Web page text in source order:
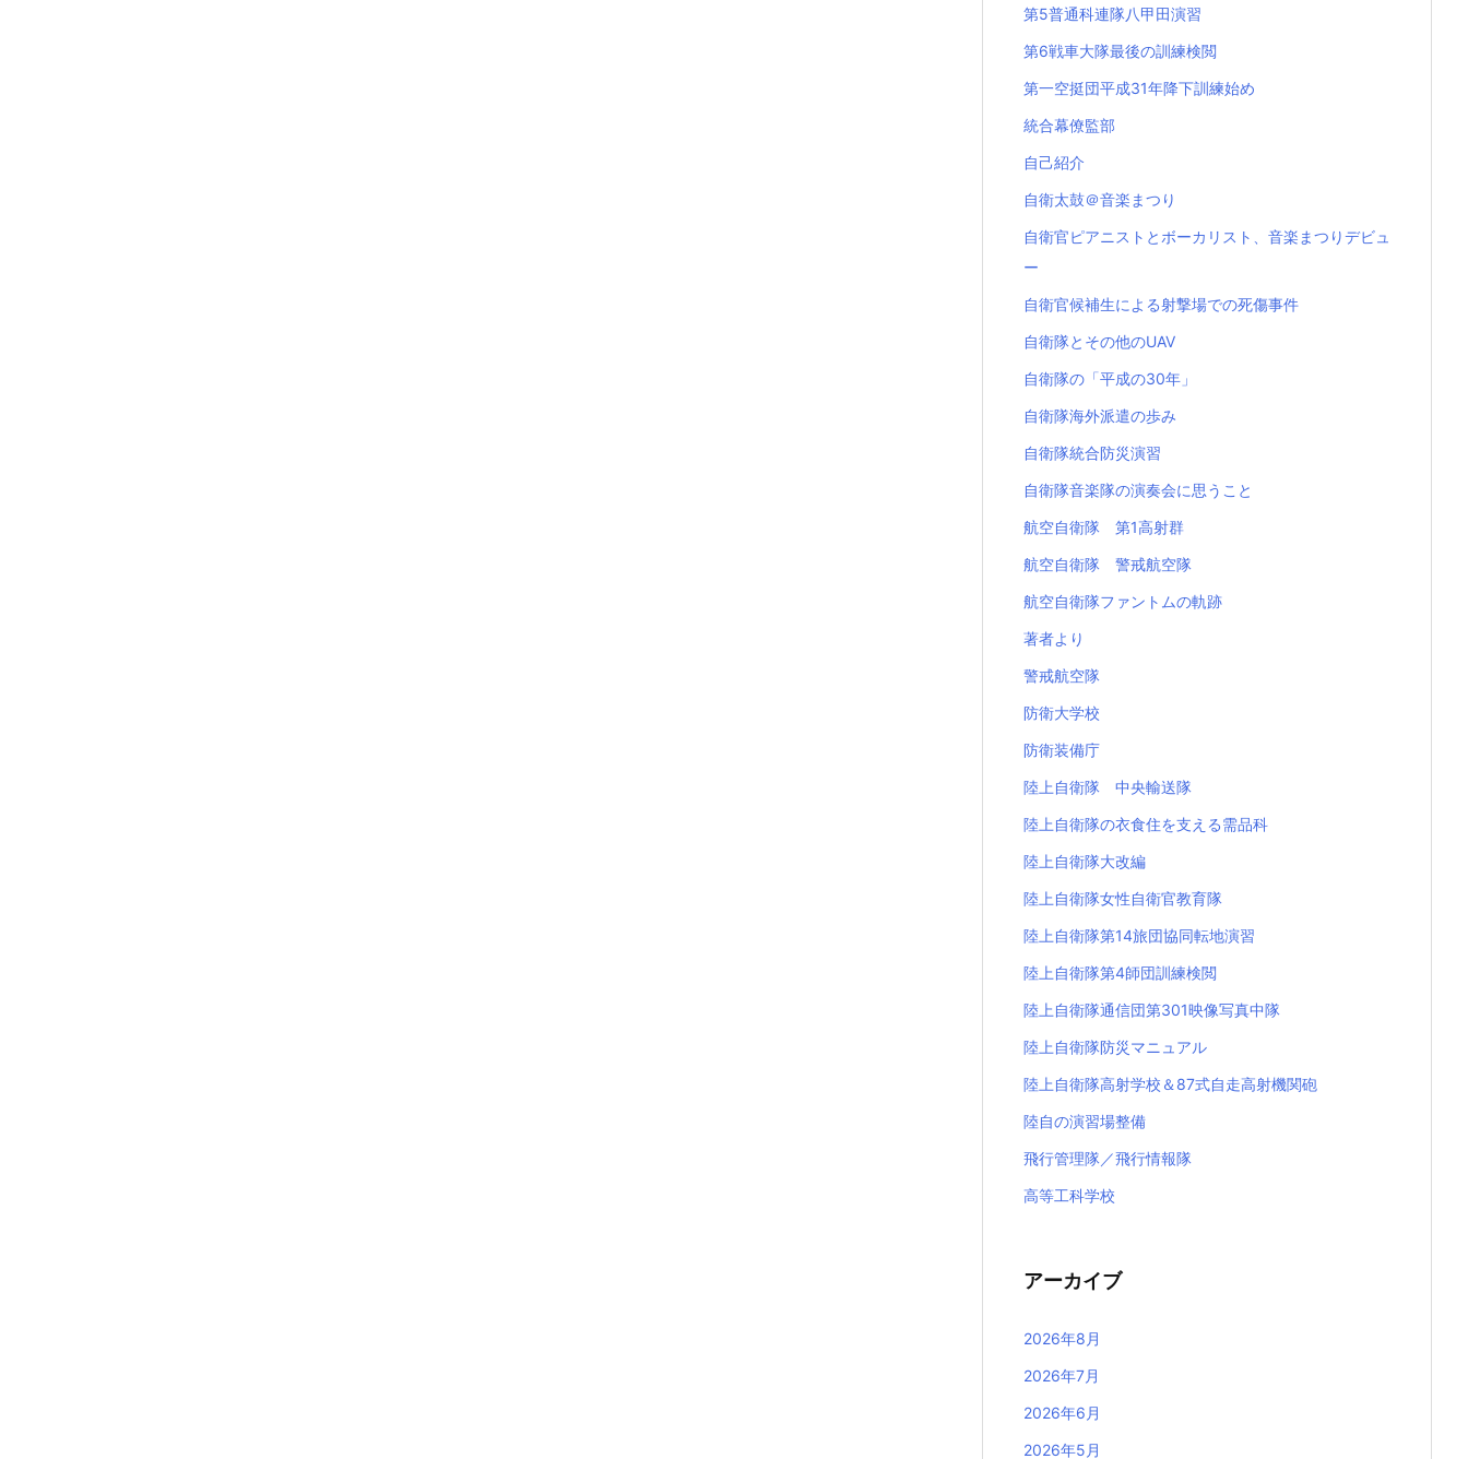
第5普通科連隊八甲田演習
第6戦車大隊最後の訓練検閲
第一空挺団平成31年降下訓練始め
統合幕僚監部
自己紹介
自衛太鼓＠音楽まつり
自衛官ピアニストとボーカリスト、音楽まつりデビュ
ー
自衛官候補生による射撃場での死傷事件
自衛隊とその他のUAV
自衛隊の「平成の30年」
自衛隊海外派遣の歩み
自衛隊統合防災演習
自衛隊音楽隊の演奏会に思うこと
航空自衛隊 第1高射群
航空自衛隊 警戒航空隊
航空自衛隊ファントムの軌跡
著者より
警戒航空隊
防衛大学校
防衛装備庁
陸上自衛隊 中央輸送隊
陸上自衛隊の衣食住を支える需品科
陸上自衛隊大改編
陸上自衛隊女性自衛官教育隊
陸上自衛隊第14旅団協同転地演習
陸上自衛隊第4師団訓練検閲
陸上自衛隊通信団第301映像写真中隊
陸上自衛隊防災マニュアル
陸上自衛隊高射学校＆87式自走高射機関砲
陸自の演習場整備
飛行管理隊／飛行情報隊
高等工科学校
アーカイブ
2026年8月
2026年7月
2026年6月
2026年5月